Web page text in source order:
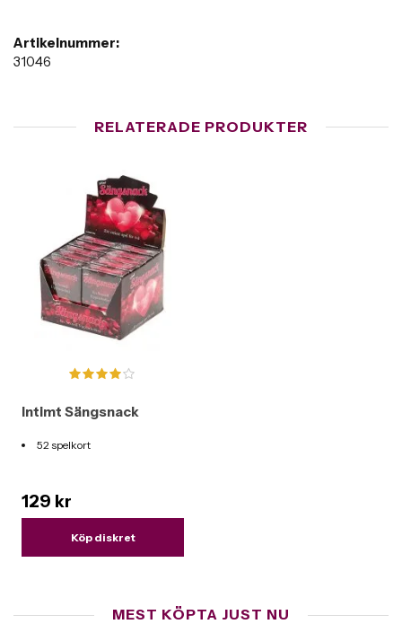
Artikelnummer:
31046
RELATERADE PRODUKTER
Intimt Sängsnack
52 spelkort
129 kr
Köp diskret
MEST KÖPTA JUST NU